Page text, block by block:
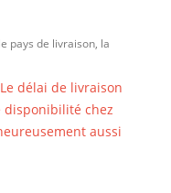
pays de livraison, la
délai de livraison
disponibilité chez
aussi